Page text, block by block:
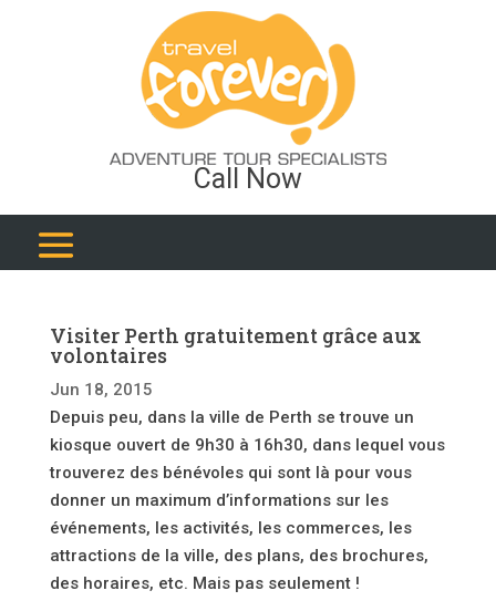
Call Now
Visiter Perth gratuitement grâce aux
volontaires
Jun 18, 2015
Depuis peu, dans la ville de Perth se trouve un
kiosque ouvert de 9h30 à 16h30, dans lequel vous
trouverez des bénévoles qui sont là pour vous
donner un maximum d’informations sur les
événements, les activités, les commerces, les
attractions de la ville, des plans, des brochures,
des horaires, etc. Mais pas seulement !